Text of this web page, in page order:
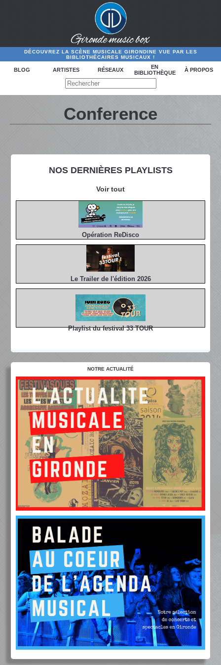
DÉCOUVREZ LA SCÈNE MUSICALE GIRONDINE VUE PAR LES
BIBLIOTHÉCAIRES MUSICAUX !
BLOG ARTISTES RÉSEAUX
EN
BIBLIOTHÈQUE
À PROPOS
NOS DERNIÈRES PLAYLISTS
Voir tout
Opération ReDisco
Le Trailer de l'édition 2026
Playlist du festival 33 TOUR
Conference
NOTRE ACTUALITÉ